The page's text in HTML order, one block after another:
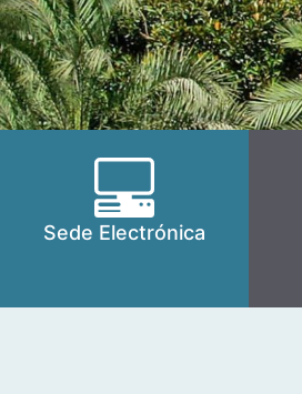
Sede Electrónica